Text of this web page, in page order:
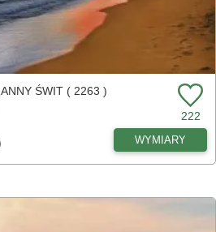
ŚWIT ( 2263 )
222
WYMIARY